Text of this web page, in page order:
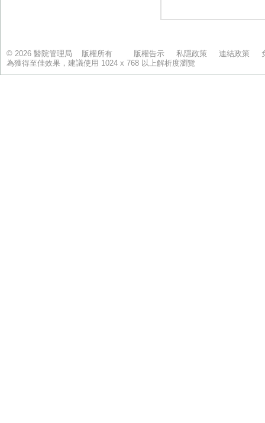
© 2026 醫院管理局 版權所有 版權告示 私隱政策 連結政策
為獲得至佳效果，建議使用 1024 x 768 以上解析度瀏覽